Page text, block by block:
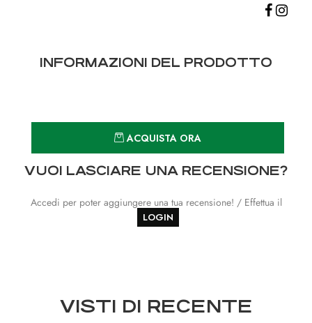
INFORMAZIONI DEL PRODOTTO
ACQUISTA ORA
VUOI LASCIARE UNA RECENSIONE?
Accedi per poter aggiungere una tua recensione! / Effettua il
LOGIN
VISTI DI RECENTE